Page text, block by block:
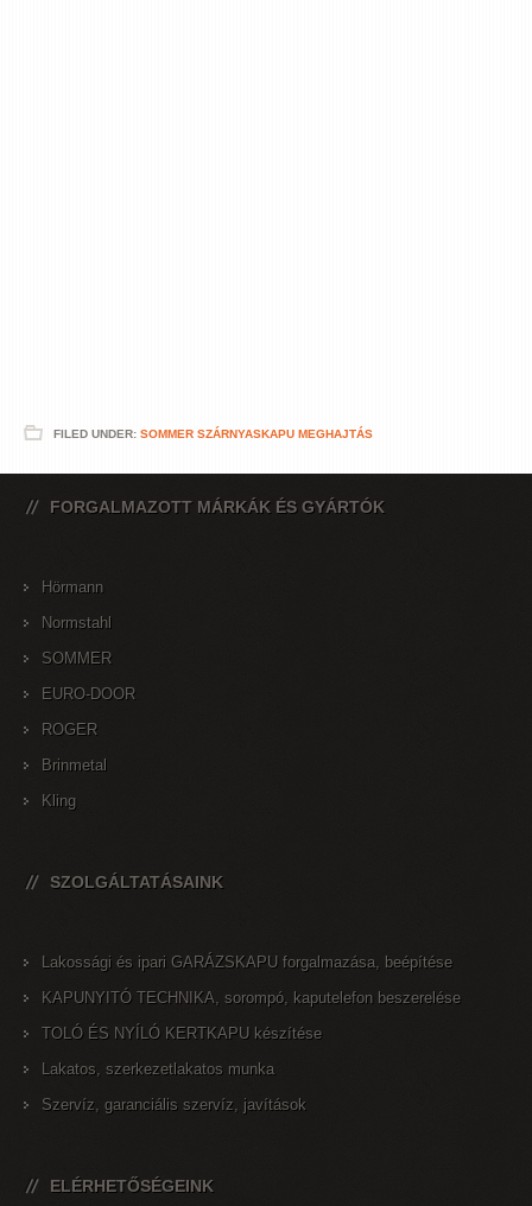
FILED UNDER: SOMMER SZÁRNYASKAPU MEGHAJTÁS
FORGALMAZOTT MÁRKÁK ÉS GYÁRTÓK
Hörmann
Normstahl
SOMMER
EURO-DOOR
ROGER
Brinmetal
Kling
SZOLGÁLTATÁSAINK
Lakossági és ipari GARÁZSKAPU forgalmazása, beépítése
KAPUNYITÓ TECHNIKA, sorompó, kaputelefon beszerelése
TOLÓ ÉS NYÍLÓ KERTKAPU készítése
Lakatos, szerkezetlakatos munka
Szervíz, garanciális szervíz, javítások
ELÉRHETŐSÉGEINK